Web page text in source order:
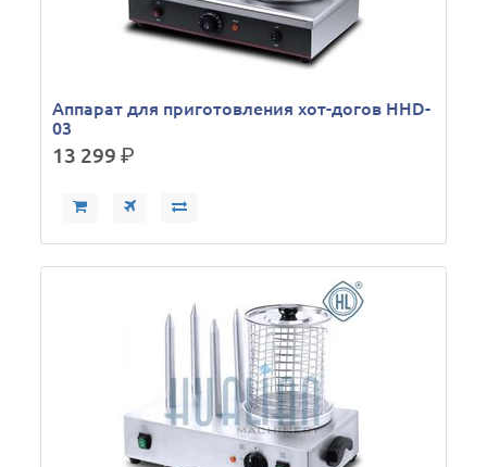
Аппарат для приготовления хот-догов HHD-
03
13 299р.